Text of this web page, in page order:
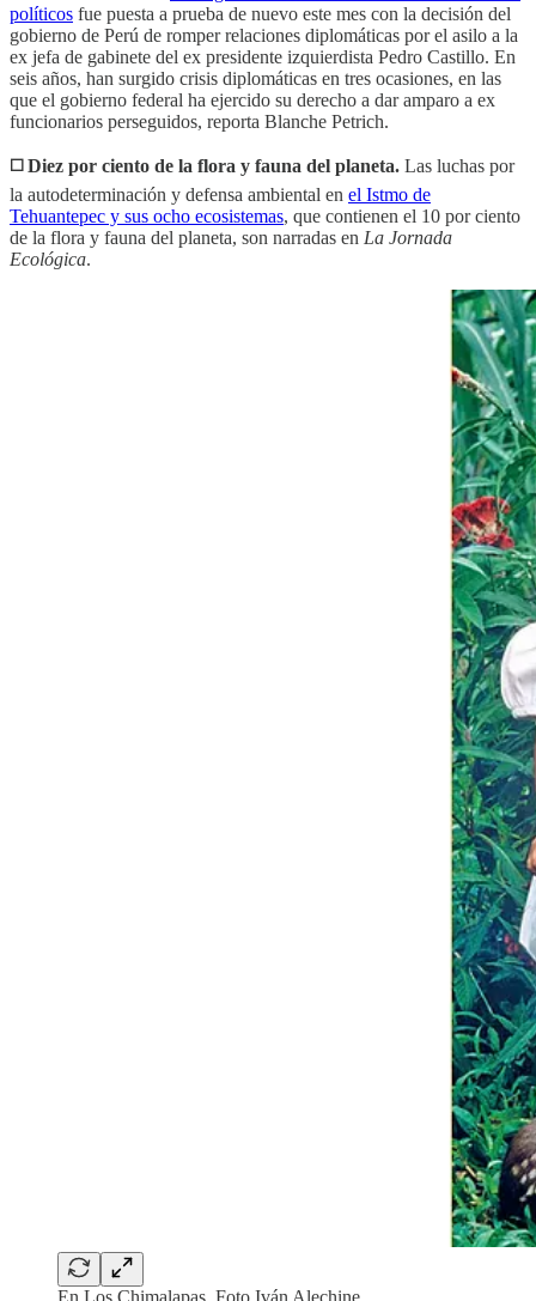
políticos fue puesta a prueba de nuevo este mes con la decisión del
gobierno de Perú de romper relaciones diplomáticas por el asilo a la
ex jefa de gabinete del ex presidente izquierdista Pedro Castillo. En
seis años, han surgido crisis diplomáticas en tres ocasiones, en las
que el gobierno federal ha ejercido su derecho a dar amparo a ex
funcionarios perseguidos, reporta Blanche Petrich.
◻️ Diez por ciento de la flora y fauna del planeta. Las luchas por
la autodeterminación y defensa ambiental en el Istmo de
Tehuantepec y sus ocho ecosistemas, que contienen el 10 por ciento
de la flora y fauna del planeta, son narradas en La Jornada
Ecológica.
En Los Chimalapas. Foto Iván Alechine